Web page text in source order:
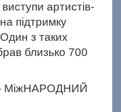
артистів-
підтримку
з таких
близько 700
- МіжНАРОДНИЙ